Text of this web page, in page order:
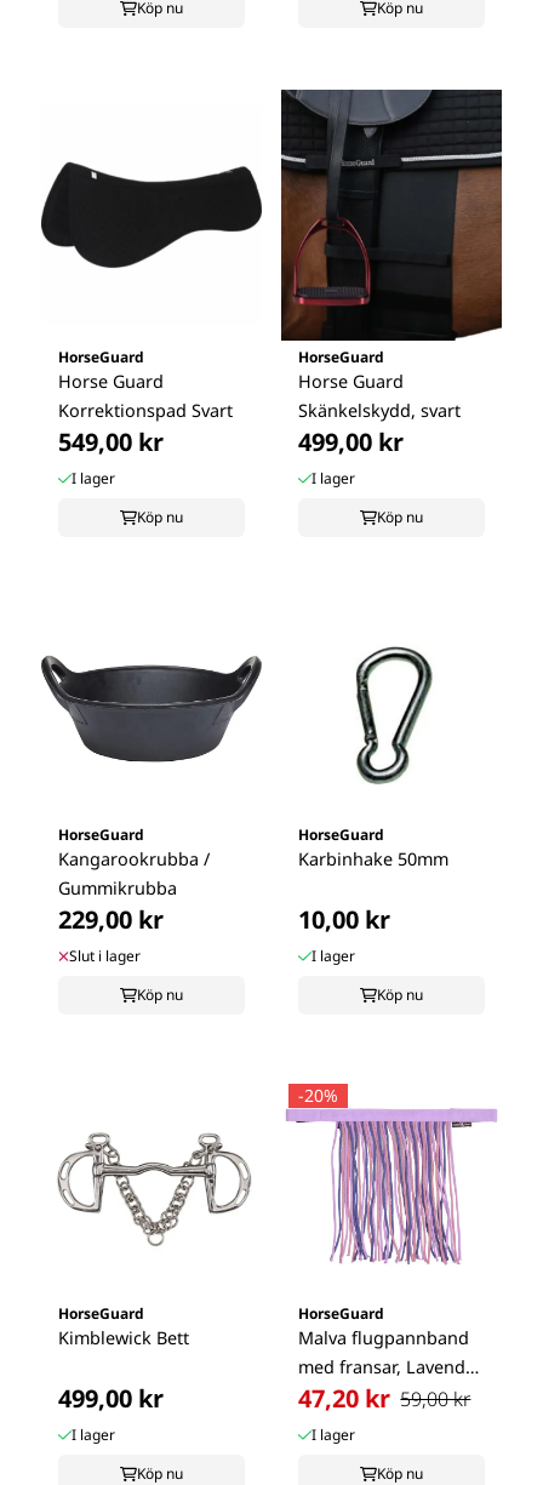
Köp nu Köp nu
HorseGuard
Horse Guard
Korrektionspad Svart
549,00 kr
I lager
Köp nu
HorseGuard
Horse Guard
Skänkelskydd, svart
499,00 kr
I lager
Köp nu
HorseGuard
Kangarookrubba /
Gummikrubba
229,00 kr
Slut i lager
Köp nu
HorseGuard
Karbinhake 50mm
10,00 kr
I lager
Köp nu
HorseGuard
Kimblewick Bett
499,00 kr
I lager
Köp nu
-20%
HorseGuard
Malva flugpannband
med fransar, Lavender
Ponny
47,20 kr 59,00 kr
I lager
Köp nu